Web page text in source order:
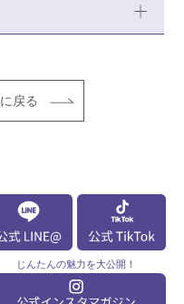
戻る
じんたんの魅力を大公開！